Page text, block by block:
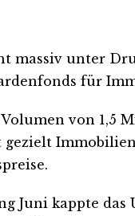
unter
für
von
Juni kappte